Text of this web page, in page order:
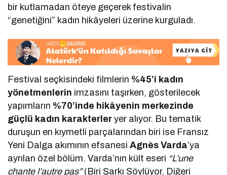
bir kutlamadan öteye geçerek festivalin
“genetiğini” kadın hikâyeleri üzerine kurguladı.
Festival seçkisindeki filmlerin %45’i kadın
yönetmenlerin imzasını taşırken, gösterilecek
yapımların %70’inde hikâyenin merkezinde
güçlü kadın karakterler yer alıyor. Bu tematik
duruşun en kıymetli parçalarından biri ise Fransız
Yeni Dalga akımının efsanesiAgnès Varda’ya
ayrılan özel bölüm. Varda’nın kült eseri “L’une
chante l’autre pas”(Biri Şarkı Söylüyor, Diğeri